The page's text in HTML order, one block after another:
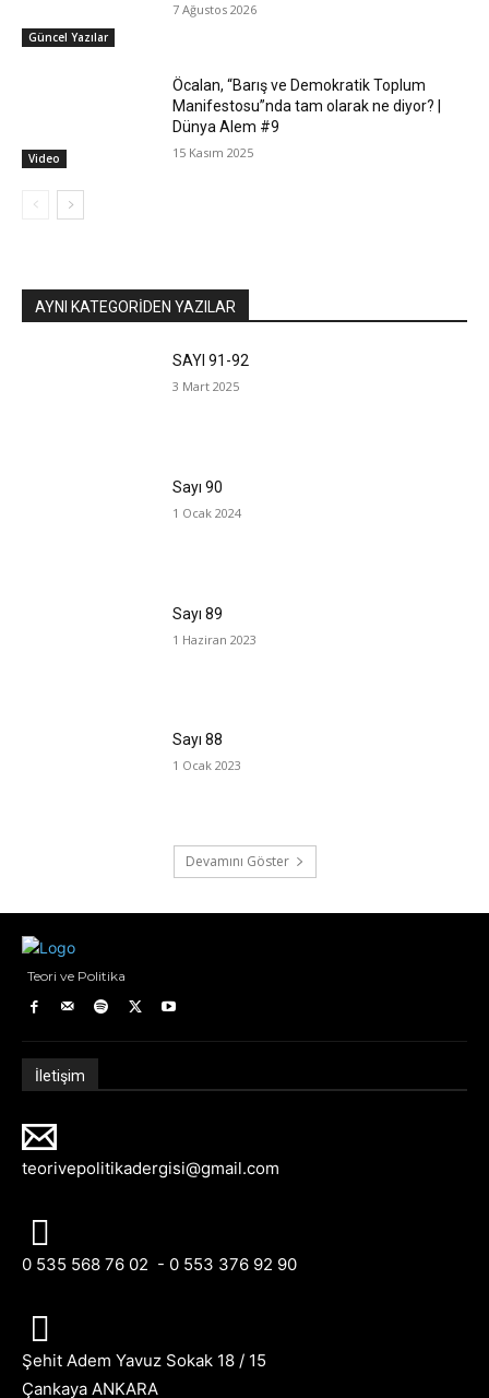
Güncel Yazılar
7 Ağustos 2026
Video
Öcalan, “Barış ve Demokratik Toplum
Manifestosu”nda tam olarak ne diyor? |
Dünya Alem #9
15 Kasım 2025
AYNI KATEGORIDEN YAZILAR
SAYI 91-92
3 Mart 2025
Sayı 90
1 Ocak 2024
Sayı 89
1 Haziran 2023
Sayı 88
1 Ocak 2023
Devamını Göster
Teori ve Politika
İletişim
teorivepolitikadergisi@gmail.com
0 535 568 76 02 - 0 553 376 92 90
Şehit Adem Yavuz Sokak 18 / 15
Çankaya ANKARA